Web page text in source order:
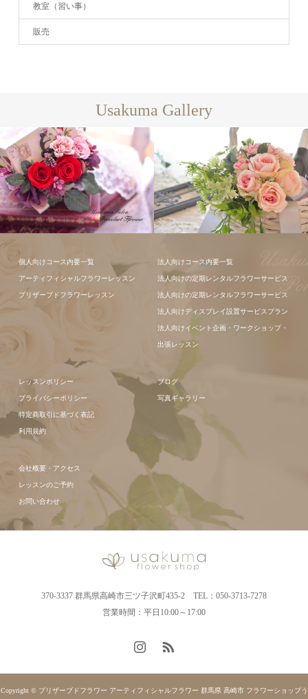
教室（習い事）
販売
Usakuma Gallery
フラワーアレ
ンジメント
個人向けコース内要一覧
アーティフィシャルフラワーレッスン
プリザーブドフラワーレッスン
法人向けコース内要一覧
法人向けの定期レンタルフラワーサービス
法人向けの定期レンタルフラワーサービス
法人向けディスプレイ設置サービスプラン
法人向けイベント企画・ワークショップ・
出張レッスン
レッスンポリシー
プライバシーポリシー
特定商取引に基づく表記
利用規約
ブログ
写真ギャラリー
会社概要・アクセス
レッスンのご予約
お問い合わせ
370-3337 群馬県高崎市三ツ子沢町435-2 TEL：050-3713-7278
営業時間：平日10:00～17:00
Copyright © プリザーブドフラワー アーティフィシャルフラワー 群馬県 高崎市 フラワーショップう